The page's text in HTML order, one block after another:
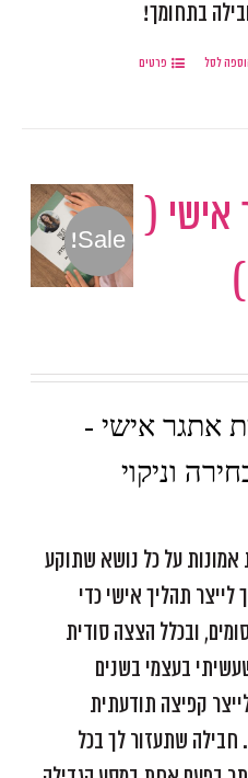
בתחומך!
לסל פרטים
Sale!
אישי (
אתגר אישי -
וניקוי
אמונות על כל נושא שתוקע
לייצר תהליך אישי כדי
ובכלל הצצה סודית
בעצמי בשנים
קפיצה תודעתית
חבילה שתעזור לך בכל